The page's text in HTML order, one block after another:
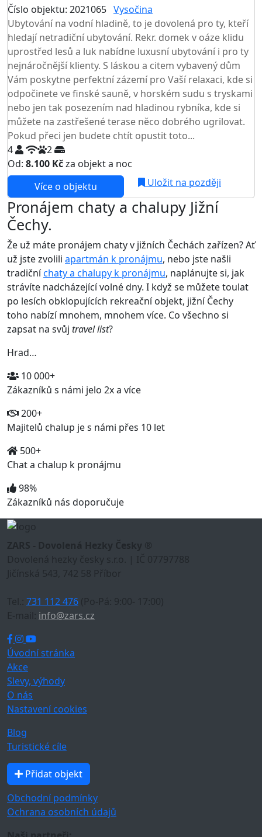
Číslo objektu: 2021065 Vysočina
Ubytování na vodní hladině, to je dovolená pro ty, kteří
hledají netradiční ubytování. Rekr. domek v oáze klidu
uprostřed lesů a luk nabídne luxusní ubytování i pro ty
nejnáročnější klienty. S láskou a citem vybavený dům
Vám poskytne perfektní zázemí pro Vaší relaxaci, kde si
odpočinete ve finské sauně, v horském sudu s tryskami
nebo jen tak posezením nad hladinou rybníka, kde si
můžete na zastřešené terase něco dobrého ugrilovat.
Pokud přeci jen budete chtít opustit toto...
4
2
Od: 8.100 Kčza objekt a noc
Více o objektu Uložit na později
Pronájem chaty a chalupy Jižní
Čechy.
Že už máte pronájem chaty v jižních Čechách zařízen? Ať
už jste zvolili apartmán k pronájmu, nebo jste našli
tradičníchaty a chalupy k pronájmu, naplánujte si, jak
strávíte nadcházející volné dny. I když se můžete toulat
po lesích obklopujících rekreační objekt, jižní Čechy
toho nabízí mnohem, mnohem více. Co všechno si
zapsat na svůj travel list?
Hrad…
10 000+
Zákazníků s námi jelo 2x a více
200+
Majitelů chalup je s námi přes 10 let
500+
Chat a chalup k pronájmu
98%
Zákazníků nás doporučuje
ZARS - Dovolená Hezky Česky ®
Dovolená hezky česky s.r.o. | IČ 07797788
Jičínská 543, 742 58 Příbor
Tel.: 731 112 476 (Po-Pá: 9:00- 17:00)
E-mail: info@zars.cz
Úvodní stránka
Akce
Slevy, výhody
O nás
Nastavení cookies
Blog
Turistické cíle
Přidat objekt
Obchodní podmínky
Ochrana osobních údajů